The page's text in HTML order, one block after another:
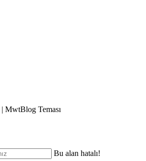
| MwtBlog Teması
Bu alan hatalı!